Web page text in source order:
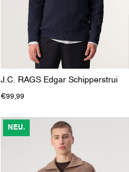
J.C. RAGS Edgar Schipperstrui
€99,99
NEU.